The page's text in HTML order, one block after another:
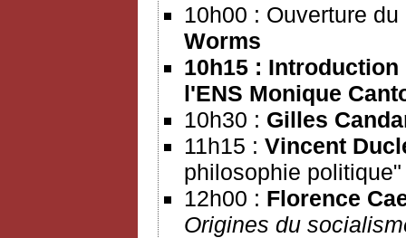
10h00 : Ouverture
Worms
10h15 :
l'ENS Monique
10h30 : Gilles
11h15 : Vincent
philosophie politique"
12h00 : Florence
Origines du